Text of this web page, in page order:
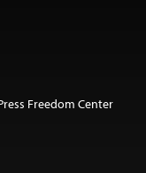
Freedom Center